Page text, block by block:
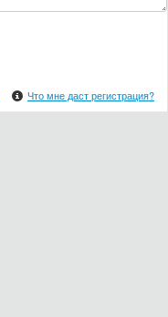
Что мне даст регистрация?